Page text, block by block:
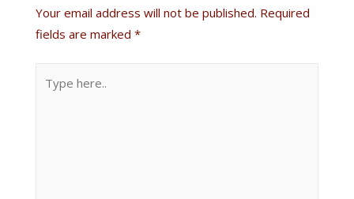
Your email address will not be published. Required
fields are marked *